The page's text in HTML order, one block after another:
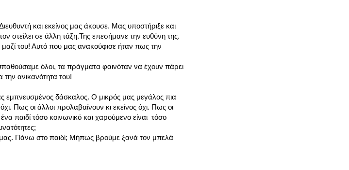
και εκείνος μας άκουσε. Μας υποστήριξε και
στείλει σε άλλη τάξη.Της επεσήμανε την ευθύνη της.
μαζί του! Αυτό που μας ανακούφισε ήταν πως την
όλοι, τα πράγματα φαινόταν να έχουν πάρει
την ανικανότητα του!
εμπνευσμένος δάσκαλος. Ο μικρός μας μεγάλος πια
Πως οι άλλοι προλαβαίνουν κι εκείνος όχι. Πως οι
παιδί τόσο κοινωνικό και χαρούμενο είναι τόσο
Πάνω στο παιδί; Μήπως βρούμε ξανά τον μπελά